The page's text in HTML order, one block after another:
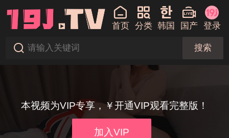
首页 分类 韩国 国产 登录
搜索
本视频为VIP专享，￥开通VIP观看完整版！
加入VIP